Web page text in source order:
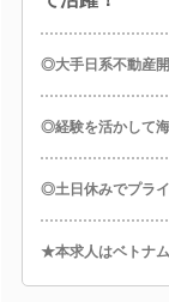
◎大手日系不動産
◎経験を活かして
◎土日休みでプライ
★本求人はベトナ